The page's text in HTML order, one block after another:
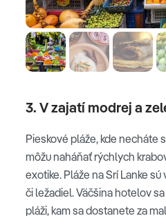
3. V zajatí modrej a
Pieskové pláže, kde necháte
môžu naháňať rýchlych
exotike. Pláže na Srí Lanke
či ležadiel. Väčšina hotelov
pláži, kam sa dostanete za